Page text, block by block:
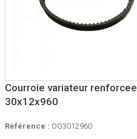
Courroie variateur renforcee
30x12x960
Référence : OG3012960